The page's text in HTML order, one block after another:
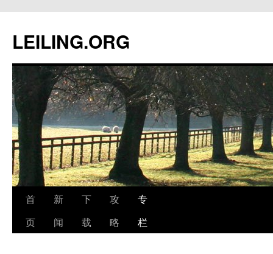
文
LEILING.ORG
首
页
新
闻
下
载
攻
略
专
栏